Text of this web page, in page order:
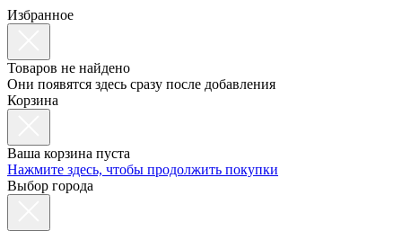
Избранное
Товаров не найдено
Они появятся здесь сразу после добавления
Корзина
Ваша корзина пуста
Нажмите здесь, чтобы продолжить покупки
Выбор города